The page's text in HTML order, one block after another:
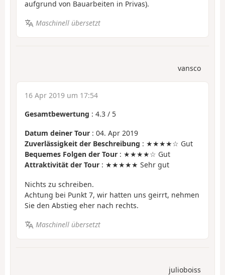
aufgrund von Bauarbeiten in Privas).
Maschinell übersetzt
vansco
16 Apr 2019 um 17:54
Gesamtbewertung : 4.3 / 5
Datum deiner Tour : 04. Apr 2019
Zuverlässigkeit der Beschreibung : ★★★★☆ Gut
Bequemes Folgen der Tour : ★★★★☆ Gut
Attraktivität der Tour : ★★★★★ Sehr gut
Nichts zu schreiben.
Achtung bei Punkt 7, wir hatten uns geirrt, nehmen
Sie den Abstieg eher nach rechts.
Maschinell übersetzt
julioboiss